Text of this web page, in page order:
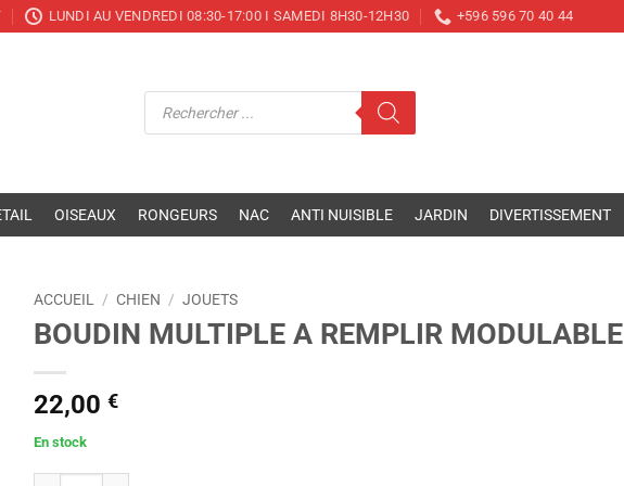
LUNDI AU VENDREDI 08:30-17:00 I SAMEDI 8H30-12H30 +596 596 70 40 44
Recherche
OISEAUX RONGEURS NAC ANTI NUISIBLE JARDIN DIVERTISSEMENT
ACCUEIL / CHIEN / JOUETS
BOUDIN MULTIPLE A REMPLIR MODULABLE
22,00 €
En stock